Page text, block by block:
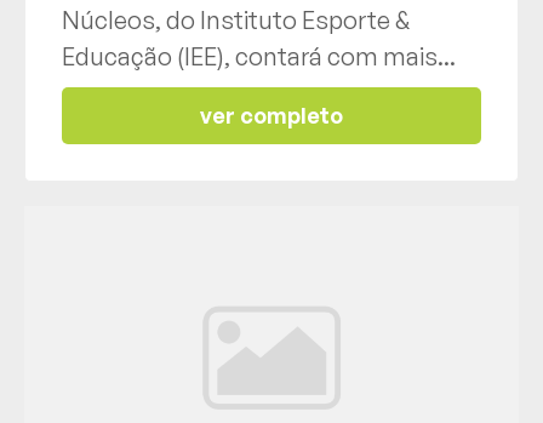
Núcleos, do Instituto Esporte &
Educação (IEE), contará com mais...
ver completo